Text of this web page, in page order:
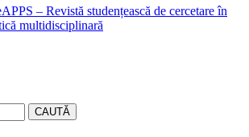
– Revistă studențească de cercetare în
multidisciplinară
CAUTĂ